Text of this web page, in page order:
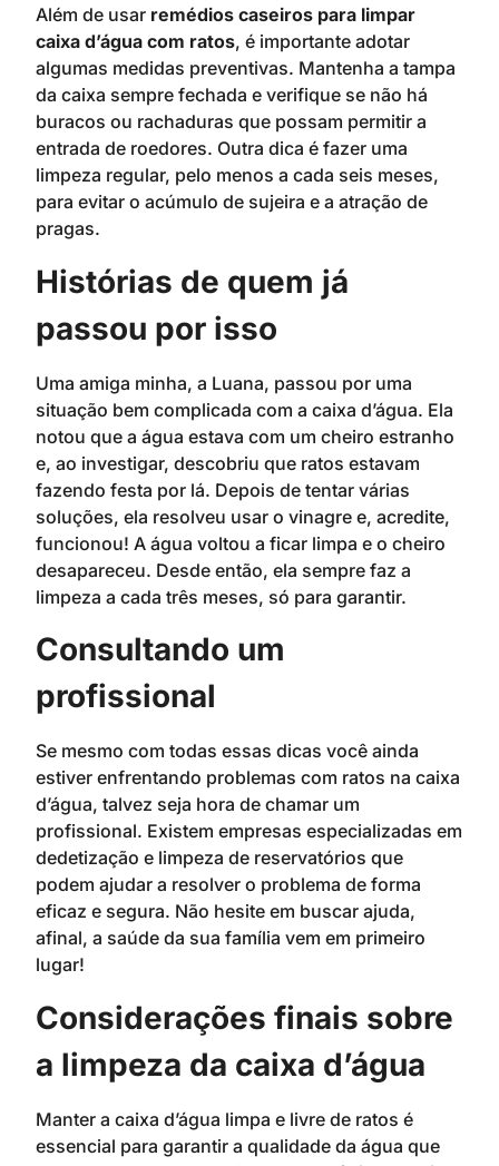
Além de usar remédios caseiros para limpar
caixa d’água com ratos, é importante adotar
algumas medidas preventivas. Mantenha a tampa
da caixa sempre fechada e verifique se não há
buracos ou rachaduras que possam permitir a
entrada de roedores. Outra dica é fazer uma
limpeza regular, pelo menos a cada seis meses,
para evitar o acúmulo de sujeira e a atração de
pragas.
Histórias de quem já
passou por isso
Uma amiga minha, a Luana, passou por uma
situação bem complicada com a caixa d’água. Ela
notou que a água estava com um cheiro estranho
e, ao investigar, descobriu que ratos estavam
fazendo festa por lá. Depois de tentar várias
soluções, ela resolveu usar o vinagre e, acredite,
funcionou! A água voltou a ficar limpa e o cheiro
desapareceu. Desde então, ela sempre faz a
limpeza a cada três meses, só para garantir.
Consultando um
profissional
Se mesmo com todas essas dicas você ainda
estiver enfrentando problemas com ratos na caixa
d’água, talvez seja hora de chamar um
profissional. Existem empresas especializadas em
dedetização e limpeza de reservatórios que
podem ajudar a resolver o problema de forma
eficaz e segura. Não hesite em buscar ajuda,
afinal, a saúde da sua família vem em primeiro
lugar!
Considerações finais sobre
a limpeza da caixa d’água
Manter a caixa d’água limpa e livre de ratos é
essencial para garantir a qualidade da água que